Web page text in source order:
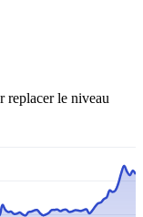
replacer le niveau